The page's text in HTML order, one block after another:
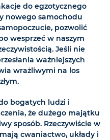
do egzotycznego
nowego samochodu
pozwolić
wesprzeć w naszym
Jeśli nie
ważniejszych
wrażliwymi na los
bogatych ludzi i
że dużego majątku
sposób. Rzeczywiście w
cwaniactwo, układy i